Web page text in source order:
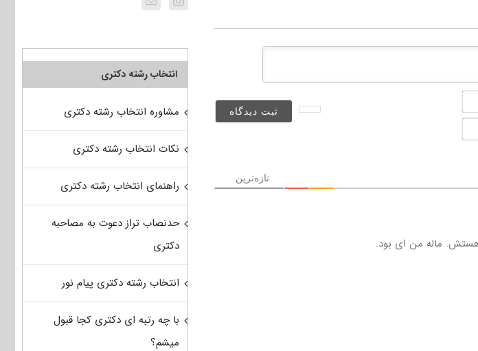
(منتشر
تازه‌ترین
ماله من ای بود.
انتخاب رشته دکتری
مشاوره انتخاب رشته دکتری
نکات انتخاب رشته دکتری
راهنمای انتخاب رشته دکتری
حدنصاب تراز دعوت به مصاحبه
دکتری
انتخاب رشته دکتری پیام نور
با چه رتبه ای دکتری کجا قبول
میشم؟